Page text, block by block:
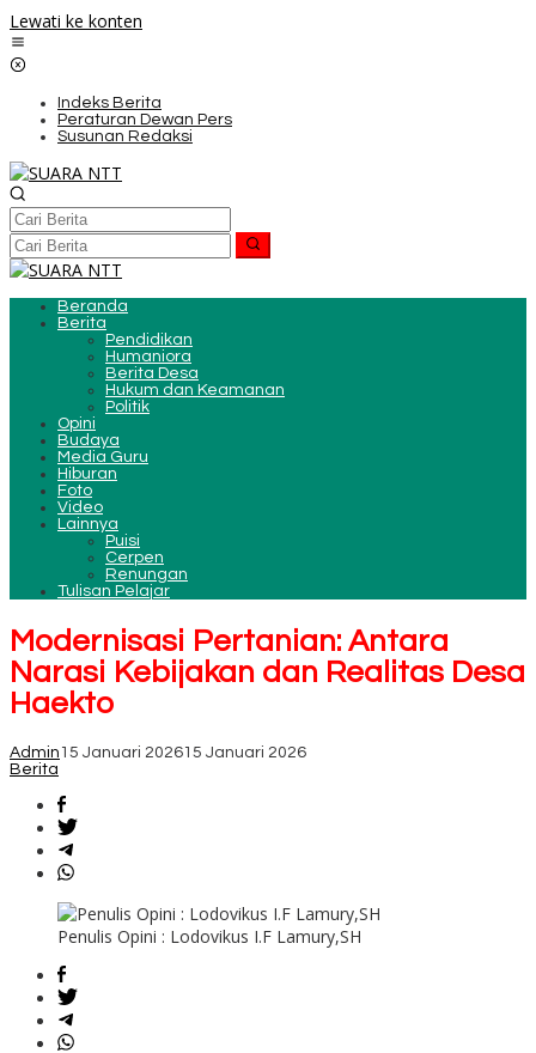
Lewati ke konten
Indeks Berita
Peraturan Dewan Pers
Susunan Redaksi
Beranda
Berita
Pendidikan
Humaniora
Berita Desa
Hukum dan Keamanan
Politik
Opini
Budaya
Media Guru
Hiburan
Foto
Video
Lainnya
Puisi
Cerpen
Renungan
Tulisan Pelajar
Modernisasi Pertanian: Antara
Narasi Kebijakan dan Realitas Desa
Haekto
Admin 15 Januari 202615 Januari 2026
Berita
Penulis Opini : Lodovikus I.F Lamury,SH